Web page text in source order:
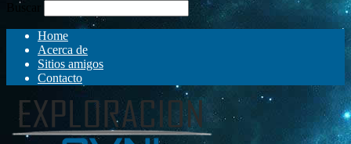
Buscar
Home
Acerca de
Sitios amigos
Contacto